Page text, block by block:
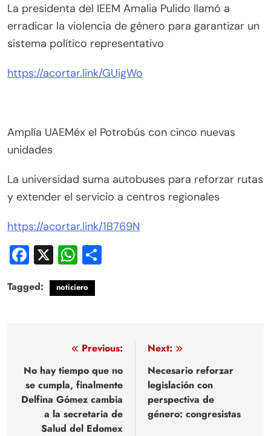
La presidenta del IEEM Amalia Pulido llamó a
erradicar la violencia de género para garantizar un
sistema político representativo
https://acortar.link/GUigWo
Amplía UAEMéx el Potrobús con cinco nuevas
unidades
La universidad suma autobuses para reforzar rutas
y extender el servicio a centros regionales
https://acortar.link/1B769N
Facebook
X WhatsApp
Tagged: noticiero
Navegación
de
entradas
Previous:
No hay tiempo que no
se cumpla, finalmente
Delfina Gómez cambia
a la secretaria de
Salud del Edomex
Next:
Necesario reforzar
legislación con
perspectiva de
género: congresistas